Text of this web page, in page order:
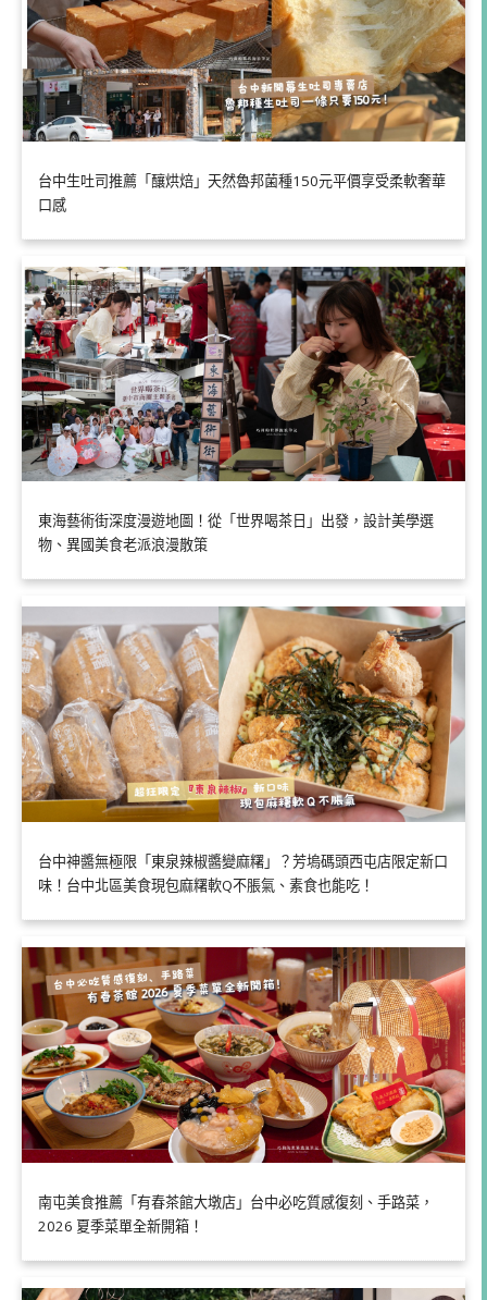
台中生吐司推薦「釀烘焙」天然魯邦菌種150元平價享受柔軟奢華
口感
東海藝術街深度漫遊地圖！從「世界喝茶日」出發，設計美學選
物、異國美食老派浪漫散策
台中神醬無極限「東泉辣椒醬變麻糬」？芳塢碼頭西屯店限定新口
味！台中北區美食現包麻糬軟Q不脹氣、素食也能吃！
南屯美食推薦「有春茶館大墩店」台中必吃質感復刻、手路菜，
2026 夏季菜單全新開箱！